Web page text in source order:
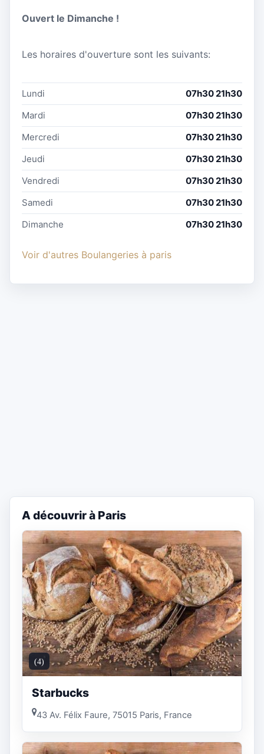
Ouvert le Dimanche !
Les horaires d'ouverture sont les suivants:
Lundi
07h30 21h30
Mardi
07h30 21h30
Mercredi
07h30 21h30
Jeudi
07h30 21h30
Vendredi
07h30 21h30
Samedi
07h30 21h30
Dimanche
07h30 21h30
Voir d'autres Boulangeries à paris
A découvrir à Paris
(4)
Starbucks
43 Av. Félix Faure, 75015 Paris, France